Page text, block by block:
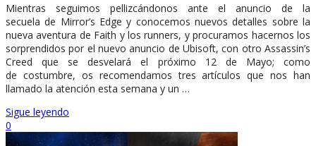
Mientras seguimos pellizcándonos ante el anuncio de la
secuela de Mirror’s Edge y conocemos nuevos detalles sobre la
nueva aventura de Faith y los runners, y procuramos hacernos los
sorprendidos por el nuevo anuncio de Ubisoft, con otro Assassin’s
Creed que se desvelará el próximo 12 de Mayo; como
de costumbre, os recomendamos tres artículos que nos han
llamado la atención esta semana y un …
Sigue leyendo
0